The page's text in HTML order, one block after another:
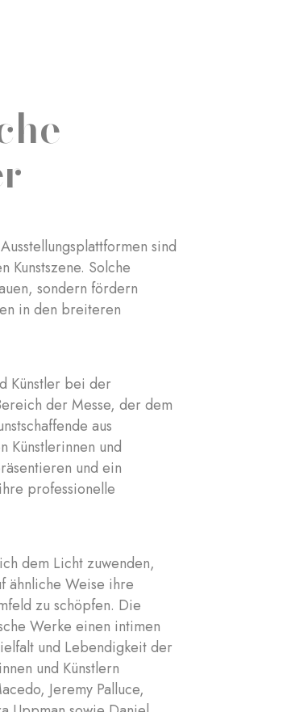
sind
Kunstszene. Solche
sondern fördern
in den breiteren
Künstler bei der
der Messe, der dem
aus
Künstlerinnen und
und ein
professionelle
dem Licht zuwenden,
ähnliche Weise ihre
zu schöpfen. Die
Werke einen intimen
und Lebendigkeit der
und Künstlern
Jeremy Palluce,